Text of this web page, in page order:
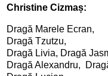
Christine Cizmaș:
Dragă Marele Ecran,
Dragă Tzutzu,
Dragă Livia, Dragă
Dragă Alexandru,